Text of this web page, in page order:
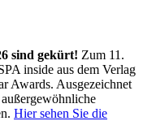
sind gekürt! Zum 11.
inside aus dem Verlag
Awards. Ausgezeichnet
Hier sehen Sie die